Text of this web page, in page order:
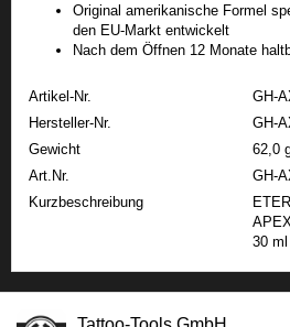
Original amerikanische Formel
den EU-Markt entwickelt
Nach dem Öffnen 12 Monate
Artikel-Nr.
GH-
Hersteller-Nr.
GH-
Gewicht
62,0
Art.Nr.
GH-
Kurzbeschreibung
30 ml